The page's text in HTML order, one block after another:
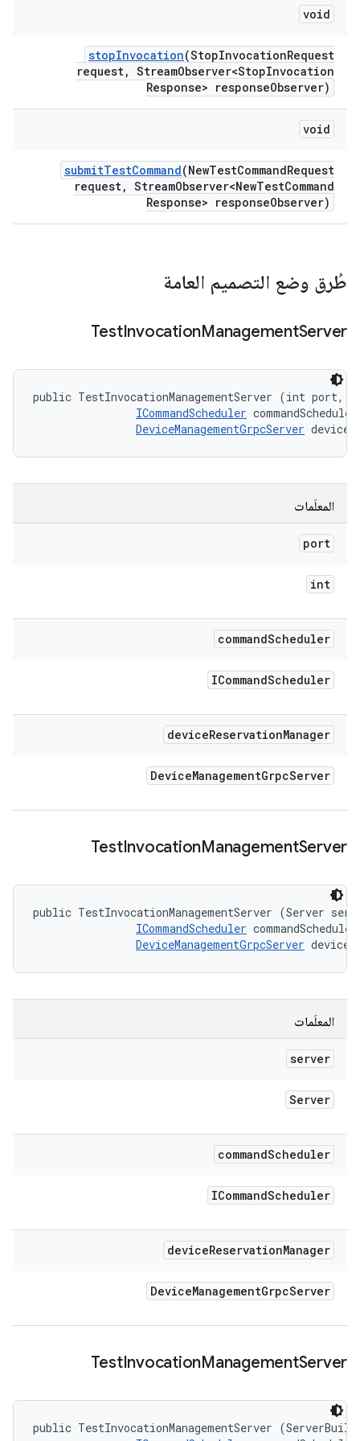
void
stopInvocation(StopInvocationRequest
request, StreamObserver<StopInvocation
Response> responseObserver)
void
submitTestCommand(NewTestCommandRequest
request, StreamObserver<NewTestCommand
Response> responseObserver)
طُرق وضع التصميم العامة
TestInvocationManagementServer
public TestInvocationManagementServer (int port,
ICommandScheduler
DeviceManagementGrpcServer
المعلَمات
port
int
commandScheduler
ICommandScheduler
deviceReservationManager
DeviceManagementGrpcServer
TestInvocationManagementServer
public TestInvocationManagementServer (Server
ICommandScheduler
DeviceManagementGrpcServer
المعلَمات
server
Server
commandScheduler
ICommandScheduler
deviceReservationManager
DeviceManagementGrpcServer
TestInvocationManagementServer
public TestInvocationManagementServer